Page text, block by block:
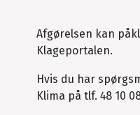
Afgørelsen kan
Klageportalen.
Hvis du har
Klima på tlf. 48 10